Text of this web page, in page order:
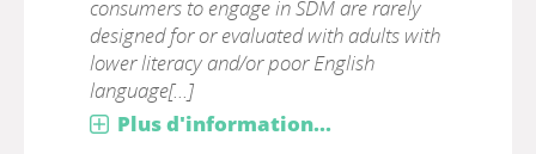
consumers to engage in SDM are rarely
designed for or evaluated with adults with
lower literacy and/or poor English
language[...]
Plus d'information...